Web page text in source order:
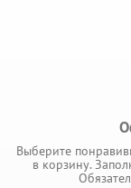
Выберите
в корзину.